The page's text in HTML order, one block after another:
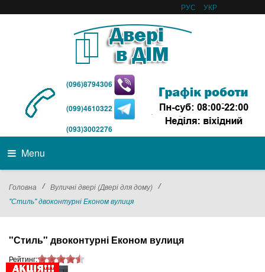
РУС УКР
(096)8794306
(099)4610322
(093)3002276
Menu
Головна / Вуличні двері (Двері для дому) /
"Стиль" двоконтурні Економ вулиця
"Стиль" двоконтурні Економ вулиця
Рейтинг: